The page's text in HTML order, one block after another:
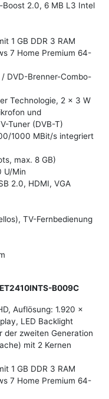
Boost 2.0, 6 MB L3 Intel
1 GB DDR 3 RAM
7 Home Premium 64-
DVD-Brenner-Combo-
Technologie, 2 x 3 W
und
Tuner (DVB-T)
1000 MBit/s integriert
max. 8 GB)
U/Min
2.0, HDMI, VGA
TV-Fernbedienung
B009C
Auflösung: 1.920 x
LED Backlight
der zweiten Generation
mit 2 Kernen
1 GB DDR 3 RAM
7 Home Premium 64-